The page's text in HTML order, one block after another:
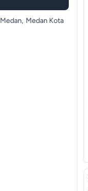
Medan, Medan Kota